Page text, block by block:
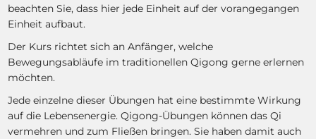
beachten Sie, dass hier jede Einheit auf der vorangegangen
Einheit aufbaut.
Der Kurs richtet sich an Anfänger, welche
Bewegungsabläufe im traditionellen Qigong gerne erlernen
möchten.
Jede einzelne dieser Übungen hat eine bestimmte Wirkung
auf die Lebensenergie. Qigong-Übungen können das Qi
vermehren und zum Fließen bringen. Sie haben damit auch